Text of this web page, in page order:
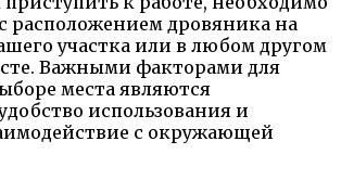
расположением дровяника на
участка или в любом другом
Важными факторами для
места являются
использования и
с окружающей